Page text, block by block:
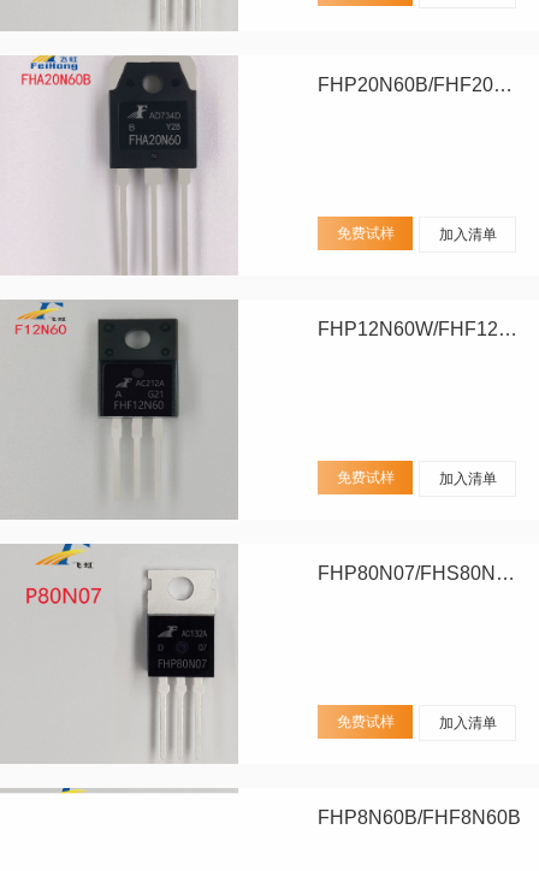
FHP20N60B/FHF20N60B/FHA20N60B
免费试样 加入清单
FHP12N60W/FHF12N60W
免费试样 加入清单
FHP80N07/FHS80N07/FHD80N07
免费试样 加入清单
FHP8N60B/FHF8N60B